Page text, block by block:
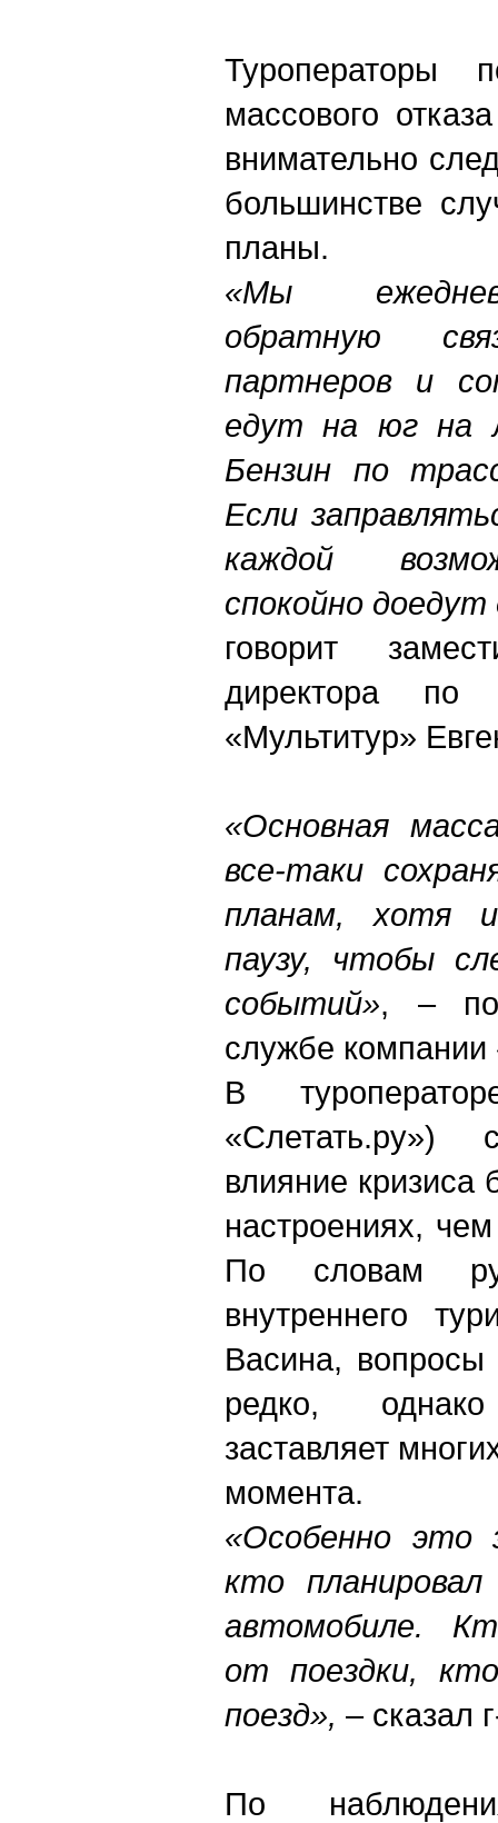
Туроператоры
массового
внимательно
большинстве
планы.
«Мы
обратную
партнеров и
едут на юг на
Бензин по
Если
каждой
спокойно
говорит
директора по
«Мультитур»
«Основная
все-таки
планам, хотя
паузу, чтобы
событий», –
службе компании
В
«Слетать.ру»)
влияние кризиса
настроениях,
По словам
внутреннего
Васина, вопросы
редко, однако
заставляет
момента.
«Особенно это
кто
автомобиле.
от поездки,
поезд», – сказал
По